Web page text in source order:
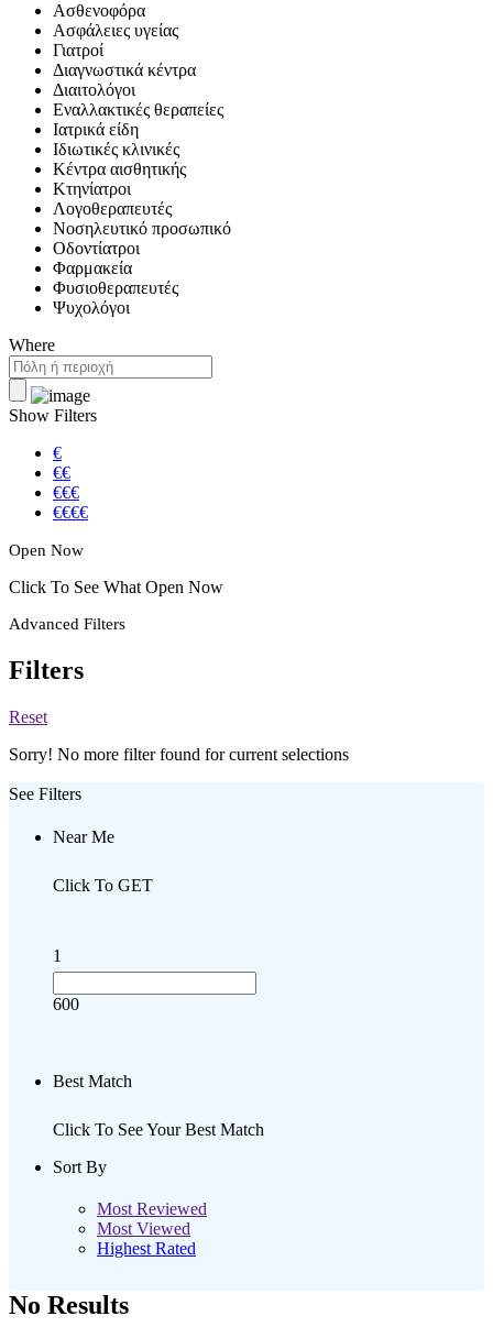
Ασθενοφόρα
Ασφάλειες υγείας
Γιατροί
Διαγνωστικά κέντρα
Διαιτολόγοι
Εναλλακτικές θεραπείες
Ιατρικά είδη
Ιδιωτικές κλινικές
Κέντρα αισθητικής
Κτηνίατροι
Λογοθεραπευτές
Νοσηλευτικό προσωπικό
Οδοντίατροι
Φαρμακεία
Φυσιοθεραπευτές
Ψυχολόγοι
Where
Show Filters
€
€€
€€€
€€€€
Open Now
Click To See What Open Now
Advanced Filters
Filters
Reset
Sorry! No more filter found for current selections
See Filters
Near Me
Click To GET
1
600
Best Match
Click To See Your Best Match
Sort By
Most Reviewed
Most Viewed
Highest Rated
No Results